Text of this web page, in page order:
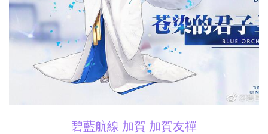
碧藍航線 加賀 加賀友禪